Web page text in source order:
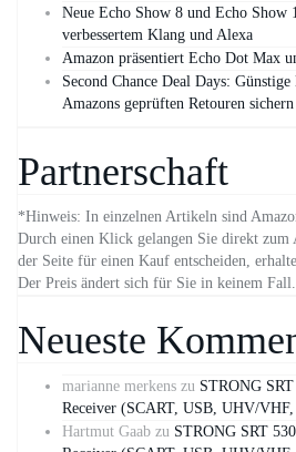
Neue Echo Show 8 und Echo Show
verbessertem Klang und Alexa
Amazon präsentiert Echo Dot Max
Second Chance Deal Days:
Amazons geprüften Retouren sichern
Partnerschaft
*Hinweis: In einzelnen Artikeln sind
Durch einen Klick gelangen Sie direkt zum
der Seite für einen Kauf entscheiden,
Der Preis ändert sich für Sie in keinem Fall.
Neueste
marianne merkens zu STRONG
Receiver (SCART, USB, UHV/
Hartmut Gaab zu STRONG SRT